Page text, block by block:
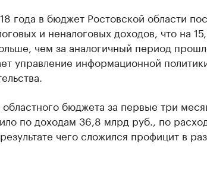
года в бюджет Ростовской области
и неналоговых доходов, что на
чем за аналогичный период
управление информационной
бюджета за первые три
по доходам 36,8 млрд руб., по
чего сложился профицит в